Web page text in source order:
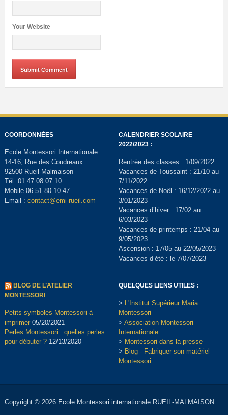
Your Website
COORDONNÉES
Ecole Montessori Internationale
14-16, Rue des Coudreaux
92500 Rueil-Malmaison
Tél. 01 47 08 07 10
Mobile 06 51 80 10 47
Email : contact@emi-rueil.com
CALENDRIER SCOLAIRE
2022/2023 :
Rentrée des classes : 1/09/2022
Vacances de Toussaint : 21/10 au
7/11/2022
Vacances de Noël : 16/12/2022 au
3/01/2023
Vacances d’hiver : 17/02 au
6/03/2023
Vacances de printemps : 21/04 au
9/05/2023
Ascension : 17/05 au 22/05/2023
Vacances d’été : le 7/07/2023
BLOG DE L’ATELIER
MONTESSORI
Petits symboles Montessori à
imprimer 05/20/2021
Perles Montessori : quelles perles
pour débuter ? 12/13/2020
QUELQUES LIENS UTILES :
> L'Institut Supérieur Maria
Montessori
> Association Montessori
Internationale
> Montessori dans la presse
> Blog - Fabriquer son matériel
Montessori
Copyright © 2026 Ecole Montessori internationale RUEIL-MALMAISON.